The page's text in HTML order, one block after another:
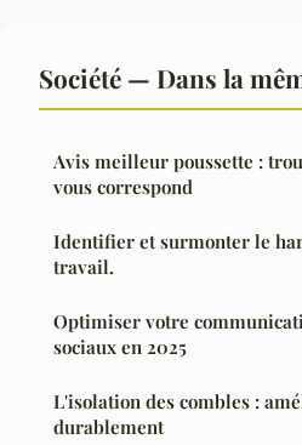
Société — Dans la
Avis meilleur poussette :
vous correspond
Identifier et surmonter le
travail.
Optimiser votre
sociaux en 2025
L'isolation des combles :
durablement